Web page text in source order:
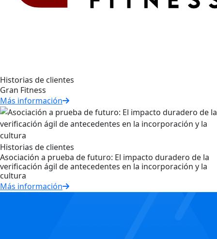
Historias de clientes
Gran Fitness
Más información
Historias de clientes
Asociación a prueba de futuro: El impacto duradero de la
verificación ágil de antecedentes en la incorporación y la
cultura
Más información